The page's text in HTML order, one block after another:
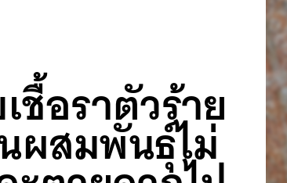
อราตัวร้าย
ผสมพันธุ์ไม่